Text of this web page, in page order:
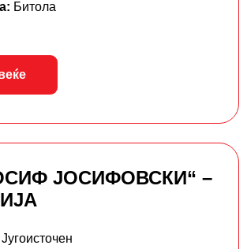
Битола
ЈОСИФОВСКИ“ –
Југоисточен